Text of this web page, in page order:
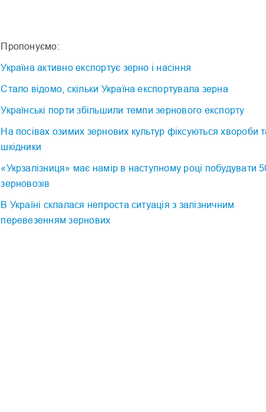
Пропонуємо:
Україна активно експортує зерно і насіння
Стало відомо, скільки Україна експортувала зерна
Українські порти збільшили темпи зернового експорту
На посівах озимих зернових культур фіксуються хвороби
шкідники
«Укрзалізниця» має намір в наступному році побудувати
зерновозів
В Україні склалася непроста ситуація з залізничним
перевезенням зернових